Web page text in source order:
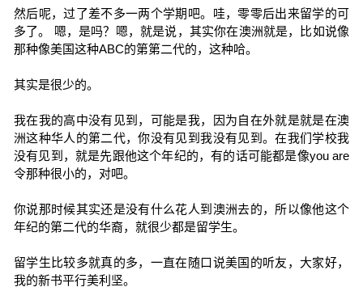
然后呢，过了差不多一两个学期吧。哇，零零后出来留学的可
多了。 嗯，是吗？嗯，就是说，其实你在澳洲就是，比如说像
那种像美国这种ABC的第第二代的，这种哈。
其实是很少的。
我在我的高中没有见到，可能是我，因为自在外就是就是在澳
洲这种华人的第二代，你没有见到我没有见到。在我们学校我
没有见到，就是先跟他这个年纪的，有的话可能都是像you are
令那种很小的，对吧。
你说那时候其实还是没有什么花人到澳洲去的，所以像他这个
年纪的第二代的华裔，就很少都是留学生。
留学生比较多就真的多，一直在随口说美国的听友，大家好，
我的新书平行美利坚。